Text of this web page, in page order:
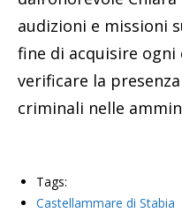
audizioni e missioni
fine di acquisire
verificare la
criminali nelle
Tags:
Castellammare di Stabia